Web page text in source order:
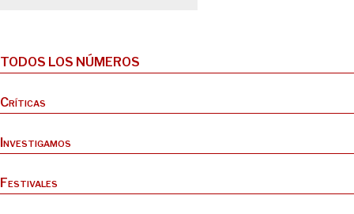
TODOS LOS NÚMEROS
Críticas
Investigamos
Festivales